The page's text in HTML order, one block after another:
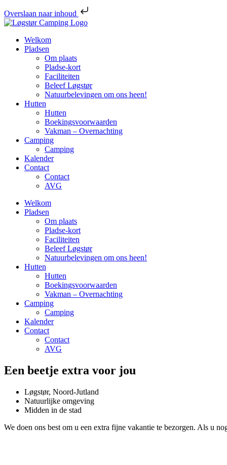
Overslaan naar inhoud
Welkom
Pladsen
Om plaats
Pladse-kort
Faciliteiten
Beleef Løgstør
Natuurbelevingen om ons heen!
Hutten
Hutten
Boekingsvoorwaarden
Vakman – Overnachting
Camping
Camping
Kalender
Contact
Contact
AVG
Welkom
Pladsen
Om plaats
Pladse-kort
Faciliteiten
Beleef Løgstør
Natuurbelevingen om ons heen!
Hutten
Hutten
Boekingsvoorwaarden
Vakman – Overnachting
Camping
Camping
Kalender
Contact
Contact
AVG
Een beetje extra voor jou
Løgstør, Noord-Jutland
Natuurlijke omgeving
Midden in de stad
We doen ons best om u een extra fijne vakantie te bezorgen. Als u